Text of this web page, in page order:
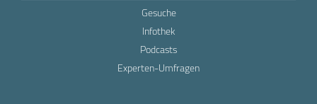
Gesuche
Infothek
Podcasts
Experten-Umfragen